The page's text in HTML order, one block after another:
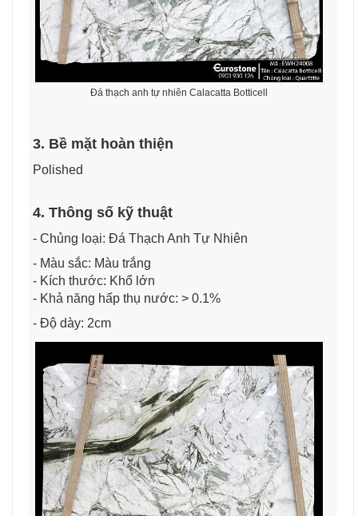
Đá thạch anh tự nhiên Calacatta Botticell
3. Bề mặt hoàn thiện
Polished
4. Thông số kỹ thuật
- Chủng loại: Đá Thạch Anh Tự Nhiên
- Màu sắc: Màu trắng
- Kích thước: Khổ lớn
- Khả năng hấp thụ nước: > 0.1%
- Độ dày: 2cm